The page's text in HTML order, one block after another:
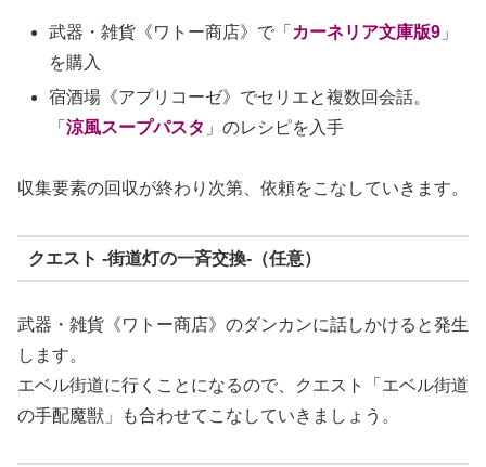
武器・雑貨《ワトー商店》で「 カーネリア文庫版9 」
を購入
宿酒場《アプリコーゼ》でセリエと複数回会話。
「涼風スープパスタ 」のレシピを入手
収集要素の回収が終わり次第、依頼をこなしていきます。
クエスト -街道灯の一斉交換-（任意）
武器・雑貨《ワトー商店》のダンカンに話しかけると発生
します。
エベル街道に行くことになるので、クエスト「エベル街道
の手配魔獣」も合わせてこなしていきましょう。